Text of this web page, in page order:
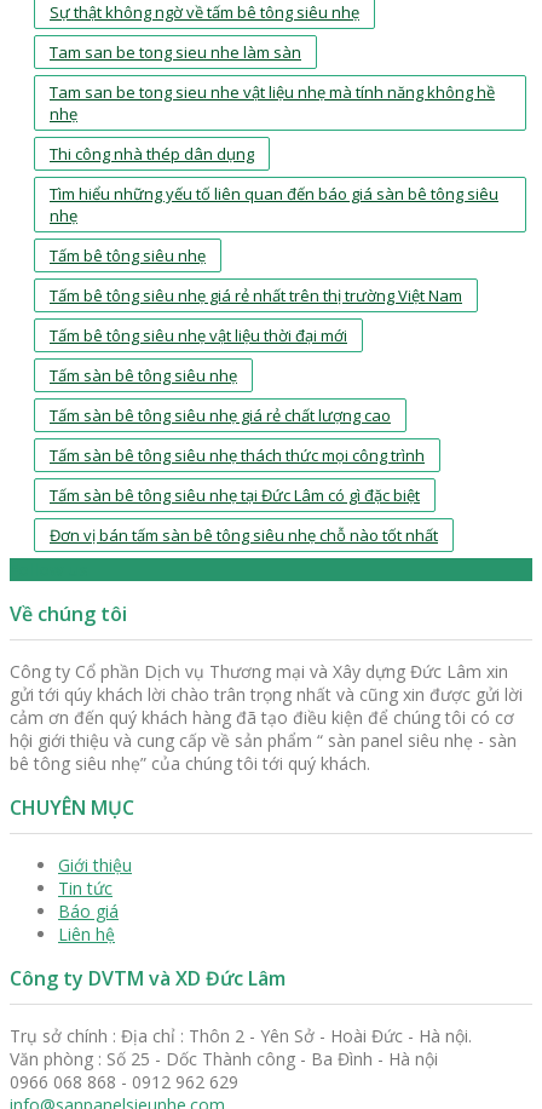
Sự thật không ngờ về tấm bê tông siêu nhẹ
Tam san be tong sieu nhe làm sàn
Tam san be tong sieu nhe vật liệu nhẹ mà tính năng không hề
nhẹ
Thi công nhà thép dân dụng
Tìm hiểu những yếu tố liên quan đến báo giá sàn bê tông siêu
nhẹ
Tấm bê tông siêu nhẹ
Tấm bê tông siêu nhẹ giá rẻ nhất trên thị trường Việt Nam
Tấm bê tông siêu nhẹ vật liệu thời đại mới
Tấm sàn bê tông siêu nhẹ
Tấm sàn bê tông siêu nhẹ giá rẻ chất lượng cao
Tấm sàn bê tông siêu nhẹ thách thức mọi công trình
Tấm sàn bê tông siêu nhẹ tại Đức Lâm có gì đặc biệt
Đơn vị bán tấm sàn bê tông siêu nhẹ chỗ nào tốt nhất
Về chúng tôi
Công ty Cổ phần Dịch vụ Thương mại và Xây dựng Đức Lâm xin
gửi tới qúy khách lời chào trân trọng nhất và cũng xin được gửi lời
cảm ơn đến quý khách hàng đã tạo điều kiện để chúng tôi có cơ
hội giới thiệu và cung cấp về sản phẩm “ sàn panel siêu nhẹ - sàn
bê tông siêu nhẹ” của chúng tôi tới quý khách.
CHUYÊN MỤC
Giới thiệu
Tin tức
Báo giá
Liên hệ
Công ty DVTM và XD Đức Lâm
Trụ sở chính : Địa chỉ : Thôn 2 - Yên Sở - Hoài Đức - Hà nội.
Văn phòng : Số 25 - Dốc Thành công - Ba Đình - Hà nội
0966 068 868 - 0912 962 629